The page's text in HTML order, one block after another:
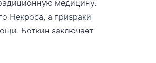
медицину.
Некроса, а призраки
Боткин заключает